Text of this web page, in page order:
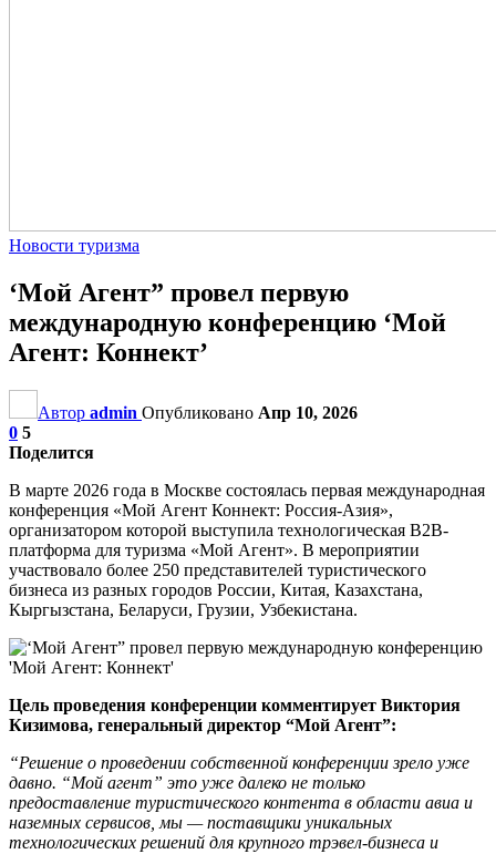
Новости туризма
‘Мой Агент” провел первую
международную конференцию ‘Мой
Агент: Коннект’
Автор admin Опубликовано Апр 10, 2026
0 5
Поделится
В марте 2026 года в Москве состоялась первая международная
конференция «Мой Агент Коннект: Россия-Азия»,
организатором которой выступила технологическая B2B-
платформа для туризма «Мой Агент». В мероприятии
участвовало более 250 представителей туристического
бизнеса из разных городов России, Китая, Казахстана,
Кыргызстана, Беларуси, Грузии, Узбекистана.
Цель проведения конференции комментирует Виктория
Кизимова, генеральный директор “Мой Агент”:
“Решение о проведении собственной конференции зрело уже
давно. “Мой агент” это уже далеко не только
предоставление туристического контента в области авиа и
наземных сервисов, мы — поставщики уникальных
технологических решений для крупного трэвел-бизнеса и